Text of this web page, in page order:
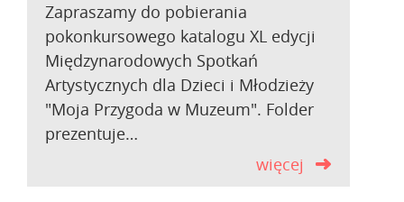
Zapraszamy do pobierania
pokonkursowego katalogu XL edycji
Międzynarodowych Spotkań
Artystycznych dla Dzieci i Młodzieży
"Moja Przygoda w Muzeum". Folder
prezentuje…
więcej